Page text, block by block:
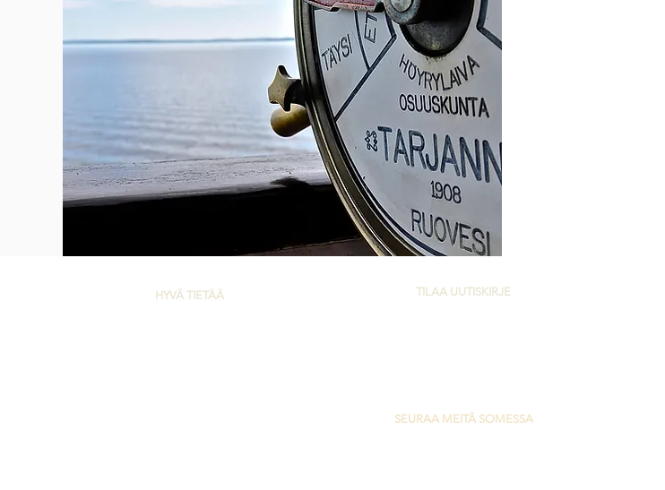
HYVÄ TIETÄÄ
TILAA UUTISKIRJE
SEURAA MEITÄ SOMESSA